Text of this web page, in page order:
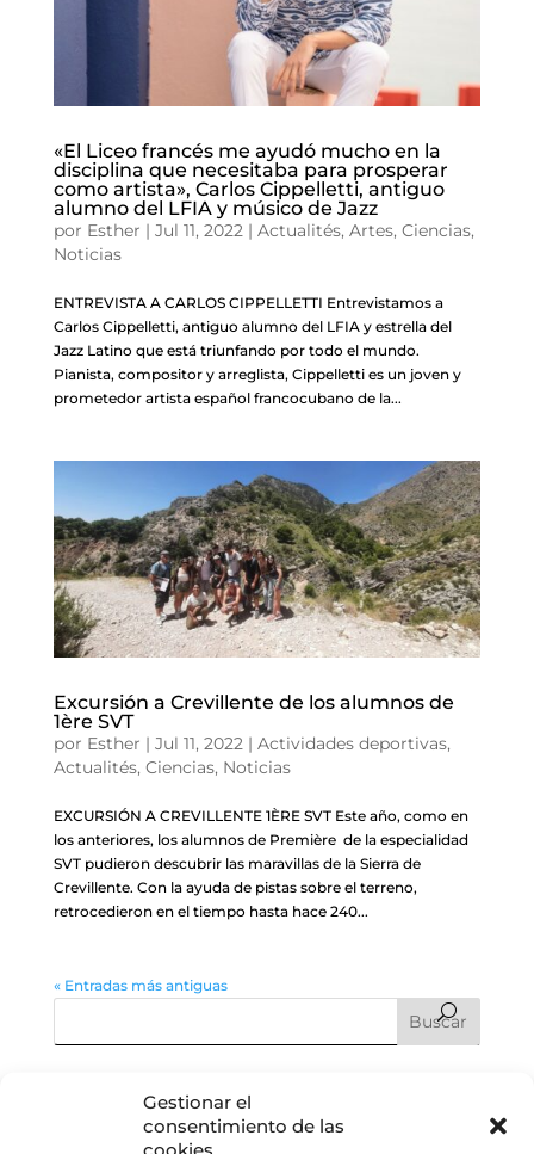
Gestionar el
consentimiento de las
cookies
«El Liceo francés me ayudó mucho en la
disciplina que necesitaba para prosperar
como artista», Carlos Cippelletti, antiguo
alumno del LFIA y músico de Jazz
por Esther | Jul 11, 2022| Actualités, Artes, Ciencias,
Noticias
ENTREVISTA A CARLOS CIPPELLETTI Entrevistamos a
Carlos Cippelletti, antiguo alumno del LFIA y estrella del
Jazz Latino que está triunfando por todo el mundo.
Pianista, compositor y arreglista, Cippelletti es un joven y
prometedor artista español francocubano de la...
Excursión a Crevillente de los alumnos de
1ère SVT
por Esther | Jul 11, 2022| Actividades deportivas,
Actualités, Ciencias, Noticias
EXCURSIÓN A CREVILLENTE 1ÈRE SVT Este año, como en
los anteriores, los alumnos de Première de la especialidad
SVT pudieron descubrir las maravillas de la Sierra de
Crevillente. Con la ayuda de pistas sobre el terreno,
retrocedieron en el tiempo hasta hace 240...
« Entradas más antiguas
Entradas recientes
Graduación CM2: cuando el fin de una etapa es, en realidad,
el comienzo de todo